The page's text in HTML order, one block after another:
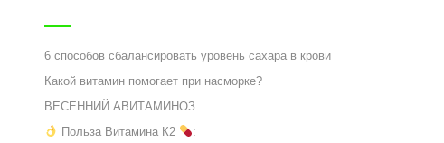
6 способов сбалансировать уровень сахара в крови
Какой витамин помогает при насморке?
ВЕСЕННИЙ АВИТАМИНОЗ
Польза Витамина К2
: